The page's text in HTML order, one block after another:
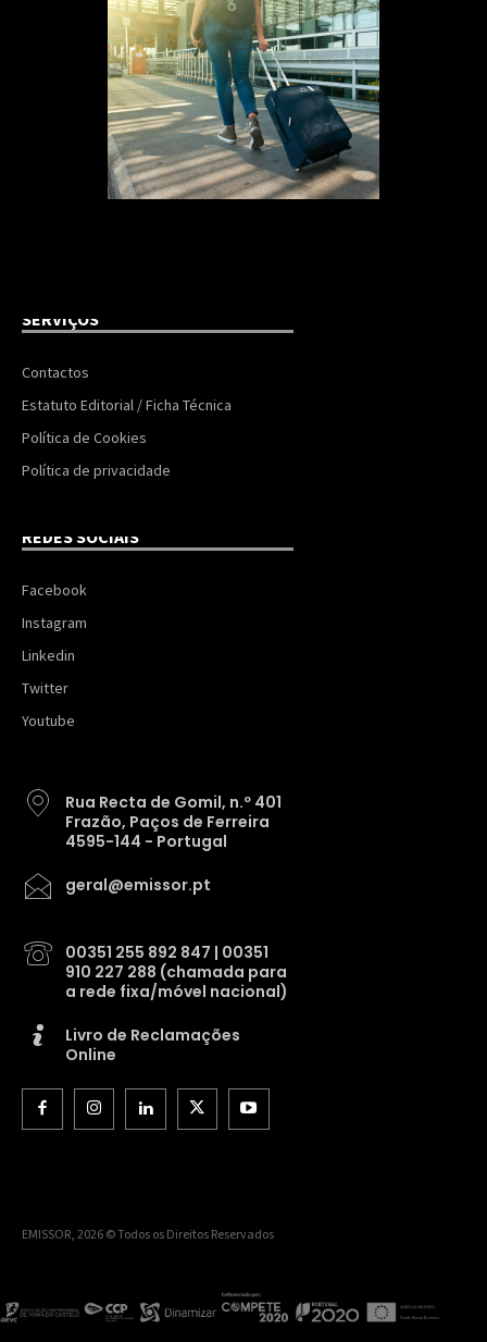
SERVIÇOS
Contactos
Estatuto Editorial / Ficha Técnica
Política de Cookies
Política de privacidade
REDES SOCIAIS
Facebook
Instagram
Linkedin
Twitter
Youtube
Rua Recta de Gomil, n.º 401
Frazão, Paços de Ferreira
4595-144 - Portugal
geral@emissor.pt
00351 255 892 847 | 00351
910 227 288 (chamada para
a rede fixa/móvel nacional)
Livro de Reclamações
Online
EMISSOR, 2026 © Todos os Direitos Reservados